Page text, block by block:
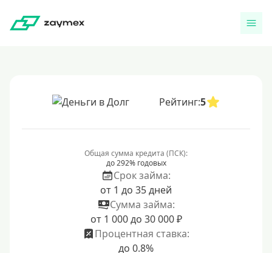
Рейтинг:5
Общая сумма кредита (ПСК):
до 292% годовых
Срок займа:
от 1 до 35 дней
Сумма займа:
от 1 000 до 30 000 ₽
Процентная ставка:
до 0.8%